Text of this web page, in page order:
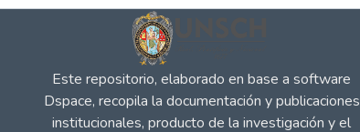
Este repositorio, elaborado en base a software
Dspace, recopila la documentación y publicaciones
institucionales, producto de la investigación y el